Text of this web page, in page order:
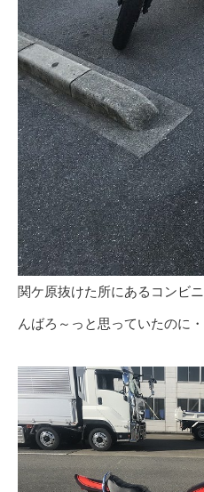
関ケ原抜けた所にあるコンビ
んばろ～っと思っていたのに・